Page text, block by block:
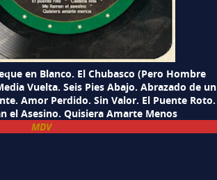
en Blanco. El Chubasco (Pero Hombre
Vuelta. Seis Pies Abajo. Abrazado de un
Amor Perdido. Sin Valor. El Puente Roto.
el Asesino. Quisiera Amarte Menos
MDV